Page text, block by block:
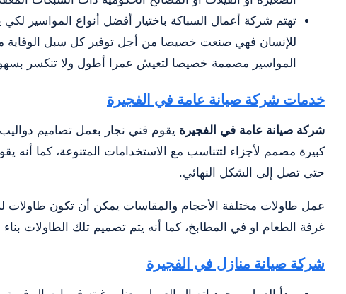
تهتم شركة أعمال السباكة باختيار أفضل أنواع المواسير
للإنسان فهي صنعت خصيصا من أجل توفير كل سبل الوقاية
المواسير مصممة خصيصا لتعيش عمرا أطول ولا تنكسر
خدمات شركة صيانة عامة في الفجيرة
شركة صيانة عامة في الفجيرة يقوم فني نجار بعمل تصاميم
كبيرة مصمم لأجزاء لتتناسب مع الاستخدامات المتنوعة، كما
حتى تصل إلى الشكل النهائي.
عمل طاولات مختلفة الأحجام والمقاسات يمكن أن تكون طاولات
غرفة الطعام او في المطابخ، كما أنه يتم تصميم تلك الطاولات
شركة صيانة منازل في الفجيرة